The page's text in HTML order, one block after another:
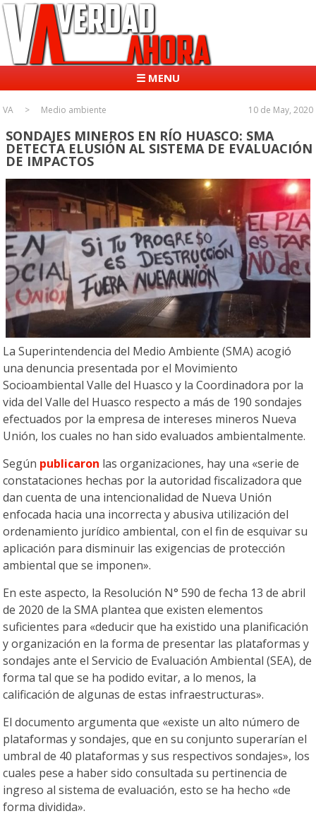
☰ MENU
VA Medio ambiente 10 de May, 2020
SONDAJES MINEROS EN RÍO HUASCO: SMA
DETECTA ELUSIÓN AL SISTEMA DE EVALUACIÓN
DE IMPACTOS
La Superintendencia del Medio Ambiente (SMA) acogió
una denuncia presentada por el Movimiento
Socioambiental Valle del Huasco y la Coordinadora por la
vida del Valle del Huasco respecto a más de 190 sondajes
efectuados por la empresa de intereses mineros Nueva
Unión, los cuales no han sido evaluados ambientalmente.
Según publicaron las organizaciones, hay una «serie de
constataciones hechas por la autoridad fiscalizadora que
dan cuenta de una intencionalidad de Nueva Unión
enfocada hacia una incorrecta y abusiva utilización del
ordenamiento jurídico ambiental, con el fin de esquivar su
aplicación para disminuir las exigencias de protección
ambiental que se imponen».
En este aspecto, la Resolución N° 590 de fecha 13 de abril
de 2020 de la SMA plantea que existen elementos
suficientes para «deducir que ha existido una planificación
y organización en la forma de presentar las plataformas y
sondajes ante el Servicio de Evaluación Ambiental (SEA), de
forma tal que se ha podido evitar, a lo menos, la
calificación de algunas de estas infraestructuras».
El documento argumenta que «existe un alto número de
plataformas y sondajes, que en su conjunto superarían el
umbral de 40 plataformas y sus respectivos sondajes», los
cuales pese a haber sido consultada su pertinencia de
ingreso al sistema de evaluación, esto se ha hecho «de
forma dividida».